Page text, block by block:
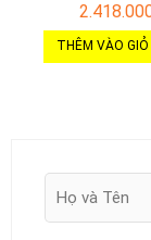
THÊM VÀO GIỎ